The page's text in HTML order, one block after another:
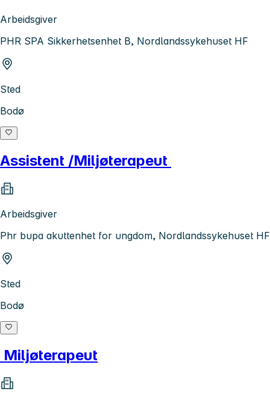
Arbeidsgiver
PHR SPA Sikkerhetsenhet B, Nordlandssykehuset HF
Sted
Bodø
Assistent /Miljøterapeut
Arbeidsgiver
Phr bupa akuttenhet for ungdom, Nordlandssykehuset HF
Sted
Bodø
Miljøterapeut